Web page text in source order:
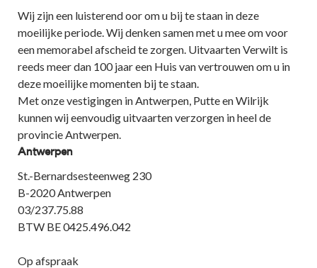
Wij zijn een luisterend oor om u bij te staan in deze
moeilijke periode. Wij denken samen met u mee om voor
een memorabel afscheid te zorgen. Uitvaarten Verwilt is
reeds meer dan 100 jaar een Huis van vertrouwen om u in
deze moeilijke momenten bij te staan.
Met onze vestigingen in Antwerpen, Putte en Wilrijk
kunnen wij eenvoudig uitvaarten verzorgen in heel de
provincie Antwerpen.
Antwerpen
St.-Bernardsesteenweg 230
B-2020 Antwerpen
03/237.75.88
BTW BE 0425.496.042
Op afspraak